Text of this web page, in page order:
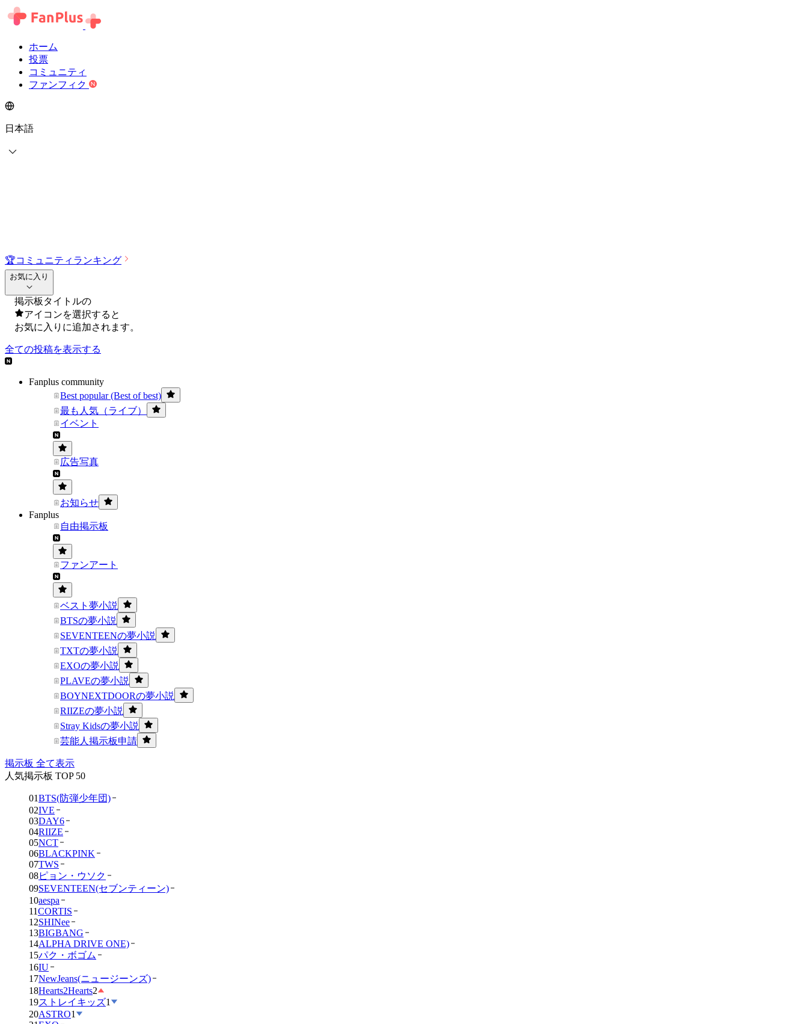
ホーム
投票
コミュニティ
ファンフィク
日本語
🏆コミュニティランキング
お気に入り
掲示板タイトルの
アイコンを選択すると
お気に入りに追加されます。
全ての投稿を表示する
Fanplus community
Best popular (Best of best)
最も人気（ライブ）
イベント
広告写真
お知らせ
Fanplus
自由掲示板
ファンアート
ベスト夢小説
BTSの夢小説
SEVENTEENの夢小説
TXTの夢小説
EXOの夢小説
PLAVEの夢小説
BOYNEXTDOORの夢小説
RIIZEの夢小説
Stray Kidsの夢小説
芸能人掲示板申請
掲示板 全て表示
人気掲示板 TOP 50
01BTS(防弾少年団)
02IVE
03DAY6
04RIIZE
05NCT
06BLACKPINK
07TWS
08ピョン・ウソク
09SEVENTEEN(セブンティーン)
10aespa
11CORTIS
12SHINee
13BIGBANG
14ALPHA DRIVE ONE)
15パク・ボゴム
16IU
17NewJeans(ニュージーンズ)
18Hearts2Hearts2
19ストレイキッズ1
20ASTRO1